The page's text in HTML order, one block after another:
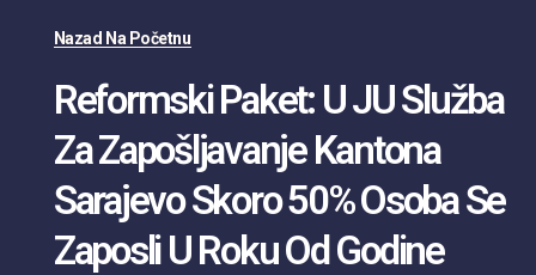
Nazad Na Početnu
Reformski Paket: U JU Služba
Za Zapošljavanje Kantona
Sarajevo Skoro 50% Osoba Se
Zaposli U Roku Od Godine